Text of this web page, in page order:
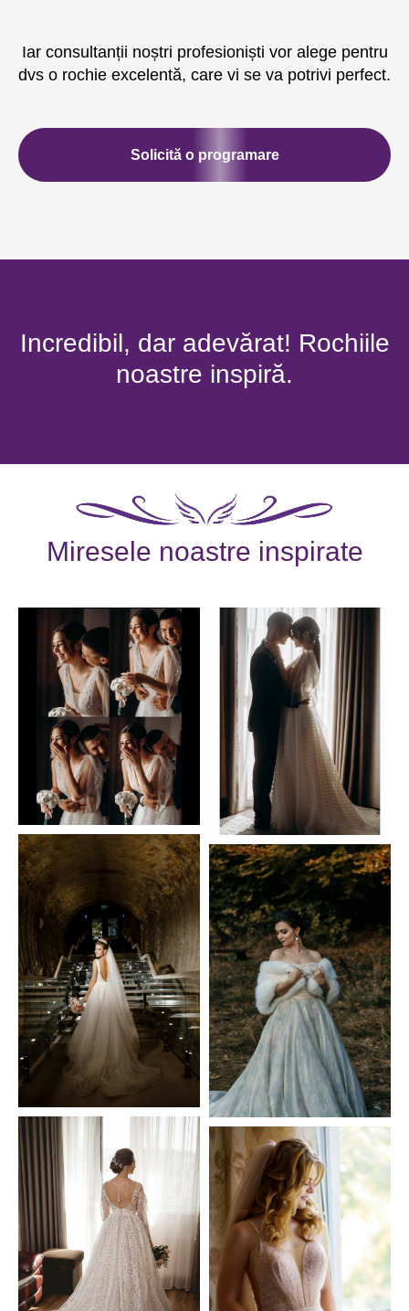
Iar consultanții noștri profesioniști vor alege pentru
dvs o rochie excelentă, care vi se va potrivi perfect.
Solicită o programare
Incredibil, dar adevărat! Rochiile
noastre inspiră.
Miresele noastre inspirate